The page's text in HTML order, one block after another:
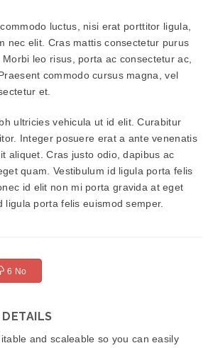
luctus, nisi erat porttitor ligula,
nec elit. Cras mattis consectetur purus
leo risus, porta ac consectetur ac,
commodo cursus magna, vel
et.
ultricies vehicula ut id elit. Curabitur
Integer posuere erat a ante venenatis
aliquet. Cras justo odio, dapibus ac
quam. Vestibulum id ligula porta felis
id elit non mi porta gravida at eget
ligula porta felis euismod semper.
6 No
and scaleable so you can easily